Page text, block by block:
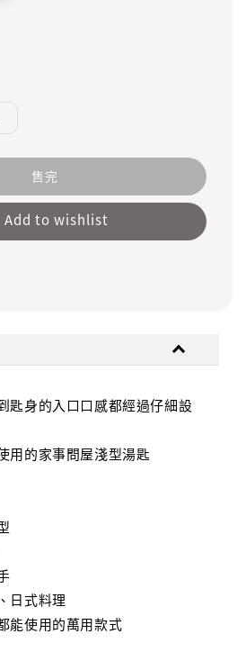
售完
Add to wishlist
匙身的入口口感都經過仔細設
用的家事問屋淺型湯匙
日式料理
能使用的萬用款式